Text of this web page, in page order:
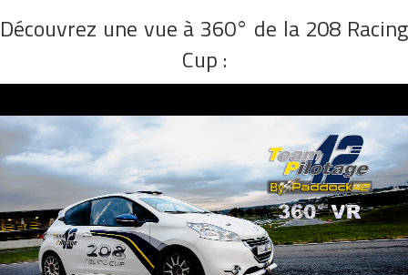
Découvrez une vue à 360° de la 208 Racing
Cup :